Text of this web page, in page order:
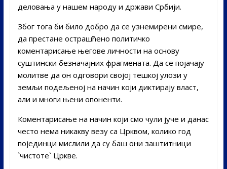
деловања у нашем народу и држави Србији.
Због тога би било добро да се узнемирени смире,
да престане острашћено политичко
коментарисање његове личности на основу
суштински безначајних фрагмената. Да се појачају
молитве да он одговори својој тешкој улози у
земљи подељеној на начин који диктирају власт,
али и многи њени опоненти.
Коментарисање на начин који смо чули јуче и данас
често нема никакву везу са Црквом, колико год
појединци мислили да су баш они заштитници
`чистоте` Цркве.